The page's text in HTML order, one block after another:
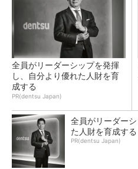
全員がリーダーシップを発揮
し、自分より優れた人財を育
成する
PR(dentsu Japan)
全員がリーダー
た人財を育成する
PR(dentsu Japan)